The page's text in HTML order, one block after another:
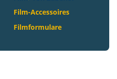
Film-Accessoires
Filmformulare